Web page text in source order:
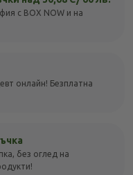
с BOX NOW и на
онлайн! Безплатна
без оглед на